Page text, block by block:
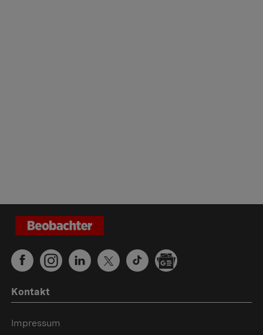
Kontakt
Impressum